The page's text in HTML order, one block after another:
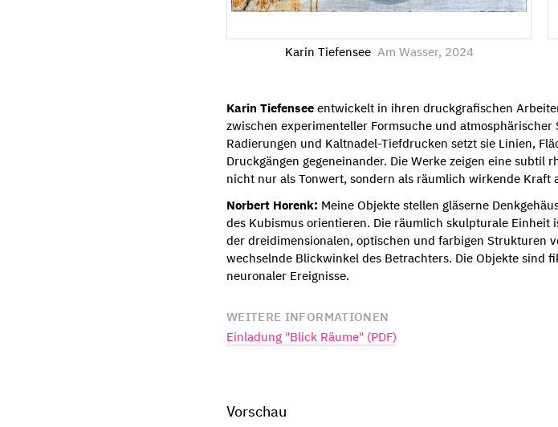
Karin Tiefensee Am Wasser, 2024
Karin Tiefensee entwickelt in ihren druckgrafischen
zwischen experimenteller Formsuche und
Radierungen und Kaltnadel-Tiefdrucken setzt sie Linien,
Druckgängen gegeneinander. Die Werke zeigen eine
nicht nur als Tonwert, sondern als räumlich wirkende Kraft
Norbert Horenk: Meine Objekte stellen gläserne
des Kubismus orientieren. Die räumlich skulpturale Einheit
der dreidimensionalen, optischen und farbigen Strukturen
wechselnde Blickwinkel des Betrachters. Die Objekte sind
neuronaler Ereignisse.
WEITERE INFORMATIONEN
Einladung "Blick Räume" (PDF)
Vorschau